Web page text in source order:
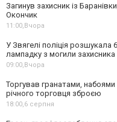
Загинув захисник із
Окончик
11:00, Вчора
У Звягелі поліція розшукала
лампадку з могили захисника
09:00, Вчора
Торгував гранатами,
річного торговця зброєю
18:00, 6 серпня